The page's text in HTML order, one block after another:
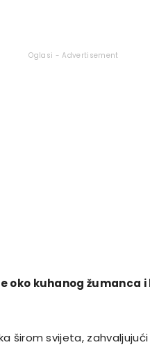
Oglasi - Advertisement
oko kuhanog žumanca
širom svijeta,